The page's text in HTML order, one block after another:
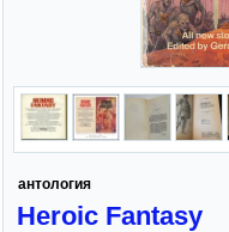
антология
Heroic Fantasy